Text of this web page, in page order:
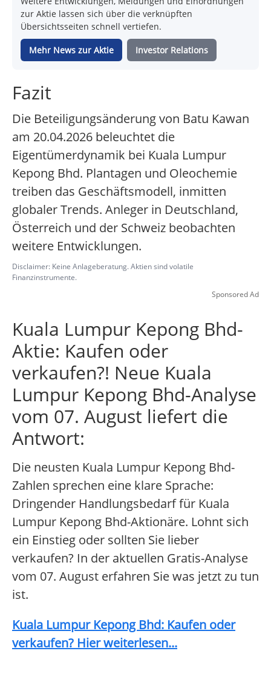
zur Aktie lassen sich über die verknüpften
Übersichtsseiten schnell vertiefen.
Mehr News zur Aktie Investor Relations
Fazit
Die Beteiligungsänderung von Batu Kawan
am 20.04.2026 beleuchtet die
Eigentümerdynamik bei Kuala Lumpur
Kepong Bhd. Plantagen und Oleochemie
treiben das Geschäftsmodell, inmitten
globaler Trends. Anleger in Deutschland,
Österreich und der Schweiz beobachten
weitere Entwicklungen.
Disclaimer: Keine Anlageberatung. Aktien sind volatile
Finanzinstrumente.
Sponsored Ad
Kuala Lumpur Kepong Bhd-
Aktie: Kaufen oder
verkaufen?! Neue Kuala
Lumpur Kepong Bhd-Analyse
vom 07. August liefert die
Antwort:
Die neusten Kuala Lumpur Kepong Bhd-
Zahlen sprechen eine klare Sprache:
Dringender Handlungsbedarf für Kuala
Lumpur Kepong Bhd-Aktionäre. Lohnt sich
ein Einstieg oder sollten Sie lieber
verkaufen? In der aktuellen Gratis-Analyse
vom 07. August erfahren Sie was jetzt zu tun
ist.
Kuala Lumpur Kepong Bhd: Kaufen oder
verkaufen? Hier weiterlesen...